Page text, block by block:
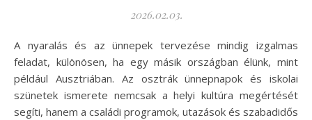
2026.02.03.
A nyaralás és az ünnepek tervezése mindig izgalmas
feladat, különösen, ha egy másik országban élünk, mint
például Ausztriában. Az osztrák ünnepnapok és iskolai
szünetek ismerete nemcsak a helyi kultúra megértését
segíti, hanem a családi programok, utazások és szabadidős